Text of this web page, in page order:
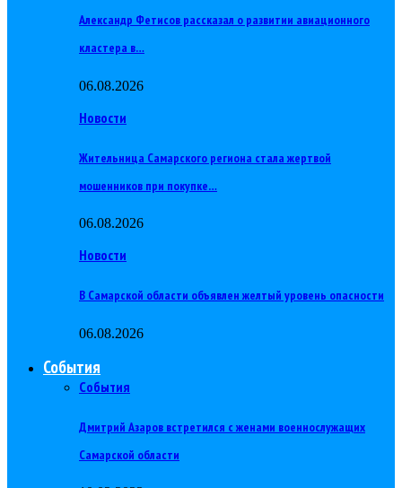
Александр Фетисов рассказал о развитии авиационного
кластера в…
06.08.2026
Новости
Жительница Самарского региона стала жертвой
мошенников при покупке…
06.08.2026
Новости
В Самарской области объявлен желтый уровень опасности
06.08.2026
События
События
Дмитрий Азаров встретился с женами военнослужащих
Самарской области